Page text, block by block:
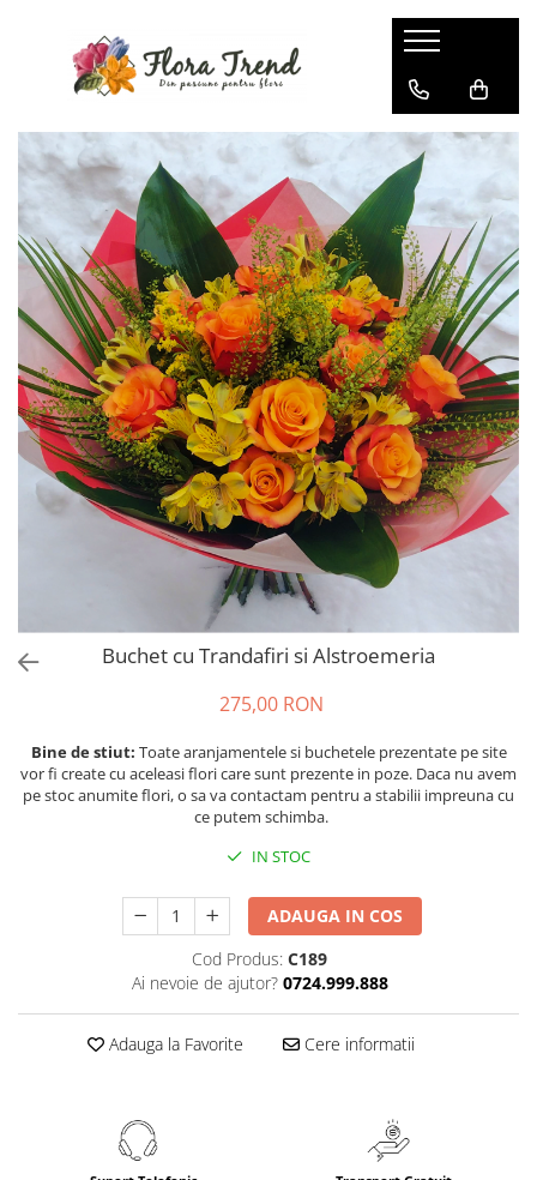
Buchet cu Trandafiri si Alstroemeria
275,00 RON
Bine de stiut: Toate aranjamentele si buchetele prezentate pe site
vor fi create cu aceleasi flori care sunt prezente in poze. Daca nu avem
pe stoc anumite flori, o sa va contactam pentru a stabilii impreuna cu
ce putem schimba.
IN STOC
ADAUGA IN COS
Cod Produs: C189
Ai nevoie de ajutor? 0724.999.888
Adauga la Favorite Cere informatii